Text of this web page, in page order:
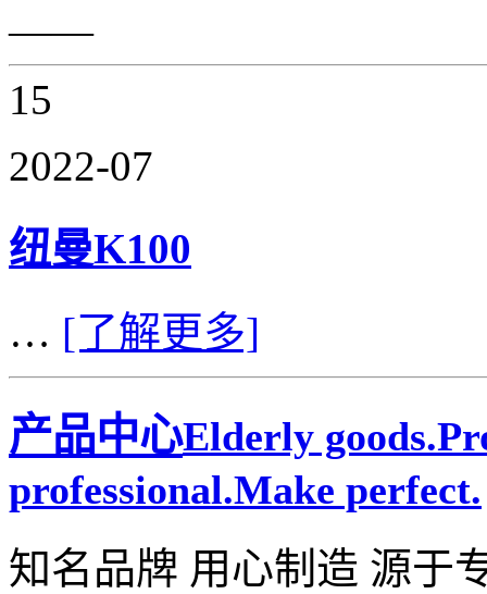
——
15
2022-07
纽曼K100
… [了解更多]
产品中心Elderly
professional.Make perfect.
知名品牌 用心制造 源于